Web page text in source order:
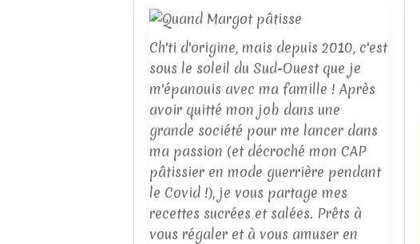
Ch'ti d'origine, mais depuis 2010, c'est
sous le soleil du Sud-Ouest que je
m'épanouis avec ma famille ! Après
avoir quitté mon job dans une
grande société pour me lancer dans
ma passion (et décroché mon CAP
pâtissier en mode guerrière pendant
le Covid !), je vous partage mes
recettes sucrées et salées. Prêts à
vous régaler et à vous amuser en